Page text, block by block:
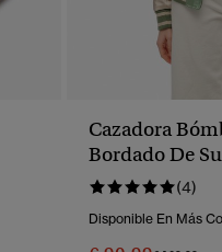
Cazadora
Bordado De
(4)
Disponible En Más